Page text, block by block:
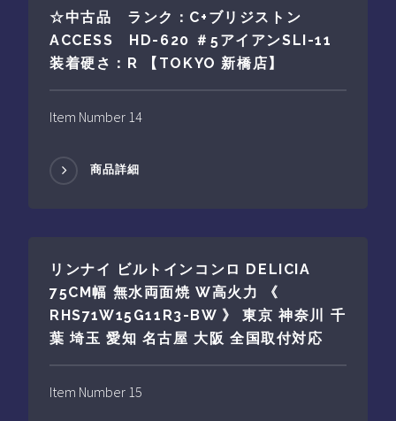
☆中古品 ランク：C+ブリジストン
ACCESS HD-620 ＃5アイアンSLI-11
装着硬さ：R 【TOKYO 新橋店】
Item Number 14
商品詳細
リンナイ ビルトインコンロ DELICIA
75CM幅 無水両面焼 W高火力 《
RHS71W15G11R3-BW 》 東京 神奈川 千
葉 埼玉 愛知 名古屋 大阪 全国取付対応
Item Number 15